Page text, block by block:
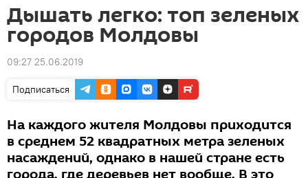
Дышать легко: топ зеленых
городов Молдовы
09:27 25.06.2019
Подписаться
На каждого жителя Молдовы приходится
в среднем 52 квадратных метра зеленых
насаждений, однако в нашей стране есть